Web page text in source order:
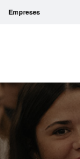
Empreses